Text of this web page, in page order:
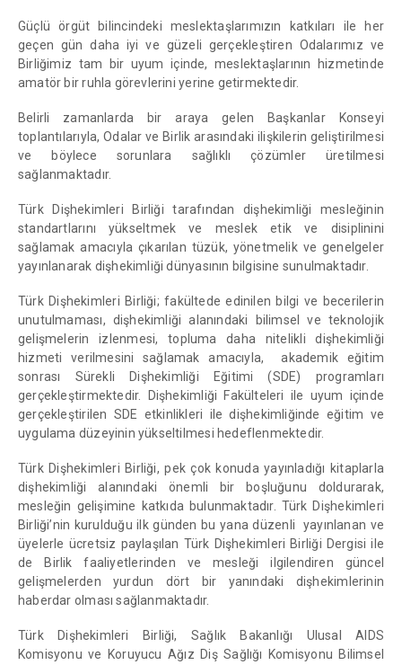
Güçlü örgüt bilincindeki meslektaşlarımızın katkıları ile her
geçen gün daha iyi ve güzeli gerçekleştiren Odalarımız ve
Birliğimiz tam bir uyum içinde, meslektaşlarının hizmetinde
amatör bir ruhla görevlerini yerine getirmektedir.
Belirli zamanlarda bir araya gelen Başkanlar Konseyi
toplantılarıyla, Odalar ve Birlik arasındaki ilişkilerin geliştirilmesi
ve böylece sorunlara sağlıklı çözümler üretilmesi
sağlanmaktadır.
Türk Dişhekimleri Birliği tarafından dişhekimliği mesleğinin
standartlarını yükseltmek ve meslek etik ve disiplinini
sağlamak amacıyla çıkarılan tüzük, yönetmelik ve genelgeler
yayınlanarak dişhekimliği dünyasının bilgisine sunulmaktadır.
Türk Dişhekimleri Birliği; fakültede edinilen bilgi ve becerilerin
unutulmaması, dişhekimliği alanındaki bilimsel ve teknolojik
gelişmelerin izlenmesi, topluma daha nitelikli dişhekimliği
hizmeti verilmesini sağlamak amacıyla, akademik eğitim
sonrası Sürekli Dişhekimliği Eğitimi (SDE) programları
gerçekleştirmektedir. Dişhekimliği Fakülteleri ile uyum içinde
gerçekleştirilen SDE etkinlikleri ile dişhekimliğinde eğitim ve
uygulama düzeyinin yükseltilmesi hedeflenmektedir.
Türk Dişhekimleri Birliği, pek çok konuda yayınladığı kitaplarla
dişhekimliği alanındaki önemli bir boşluğunu doldurarak,
mesleğin gelişimine katkıda bulunmaktadır. Türk Dişhekimleri
Birliği’nin kurulduğu ilk günden bu yana düzenli yayınlanan ve
üyelerle ücretsiz paylaşılan Türk Dişhekimleri Birliği Dergisi ile
de Birlik faaliyetlerinden ve mesleği ilgilendiren güncel
gelişmelerden yurdun dört bir yanındaki dişhekimlerinin
haberdar olması sağlanmaktadır.
Türk Dişhekimleri Birliği, Sağlık Bakanlığı Ulusal AIDS
Komisyonu ve Koruyucu Ağız Diş Sağlığı Komisyonu Bilimsel